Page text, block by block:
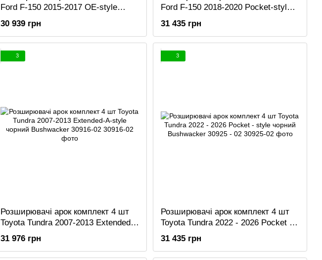
Ford F-150 2015-2017 OE-style
чорний Bushwacker 20937-02
30 939 грн
Ford F-150 2018-2020 Pocket-style
чорний Bushwacker 20945-02
31 435 грн
3
Розширювачі арок комплект 4 шт
Toyota Tundra 2007-2013 Extended-
A-style чорний Bushwacker 30916-
02
31 976 грн
3
Розширювачі арок комплект 4 шт
Toyota Tundra 2022 - 2026 Pocket -
style чорний Bushwacker 30925 - 02
31 435 грн